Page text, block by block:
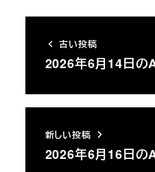
古い投稿
2026年6月14日の
新しい投稿
2026年6月16日の